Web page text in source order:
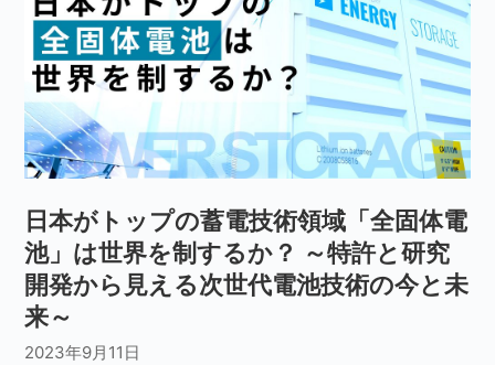
日本がトップの蓄電技術領域「全固体電
池」は世界を制するか？ ～特許と研究
開発から見える次世代電池技術の今と未
来～
2023年9月11日